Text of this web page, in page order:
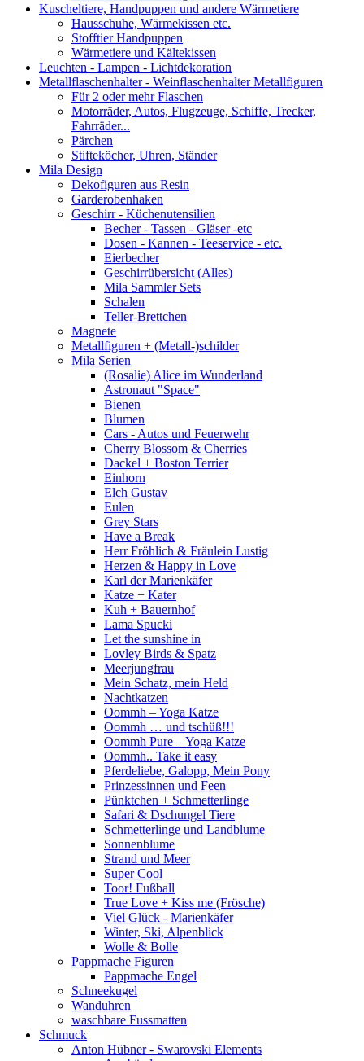
Kuscheltiere, Handpuppen und andere Wärmetiere
Hausschuhe, Wärmekissen etc.
Stofftier Handpuppen
Wärmetiere und Kältekissen
Leuchten - Lampen - Lichtdekoration
Metallflaschenhalter - Weinflaschenhalter Metallfiguren
Für 2 oder mehr Flaschen
Motorräder, Autos, Flugzeuge, Schiffe, Trecker,
Fahrräder...
Pärchen
Stifteköcher, Uhren, Ständer
Mila Design
Dekofiguren aus Resin
Garderobenhaken
Geschirr - Küchenutensilien
Becher - Tassen - Gläser -etc
Dosen - Kannen - Teeservice - etc.
Eierbecher
Geschirrübersicht (Alles)
Mila Sammler Sets
Schalen
Teller-Brettchen
Magnete
Metallfiguren + (Metall-)schilder
Mila Serien
(Rosalie) Alice im Wunderland
Astronaut "Space"
Bienen
Blumen
Cars - Autos und Feuerwehr
Cherry Blossom & Cherries
Dackel + Boston Terrier
Einhorn
Elch Gustav
Eulen
Grey Stars
Have a Break
Herr Fröhlich & Fräulein Lustig
Herzen & Happy in Love
Karl der Marienkäfer
Katze + Kater
Kuh + Bauernhof
Lama Spucki
Let the sunshine in
Lovley Birds & Spatz
Meerjungfrau
Mein Schatz, mein Held
Nachtkatzen
Oommh – Yoga Katze
Oommh … und tschüß!!!
Oommh Pure – Yoga Katze
Oommh.. Take it easy
Pferdeliebe, Galopp, Mein Pony
Prinzessinnen und Feen
Pünktchen + Schmetterlinge
Safari & Dschungel Tiere
Schmetterlinge und Landblume
Sonnenblume
Strand und Meer
Super Cool
Toor! Fußball
True Love + Kiss me (Frösche)
Viel Glück - Marienkäfer
Winter, Ski, Alpenblick
Wolle & Bolle
Pappmache Figuren
Pappmache Engel
Schneekugel
Wanduhren
waschbare Fussmatten
Schmuck
Anton Hübner - Swarovski Elements